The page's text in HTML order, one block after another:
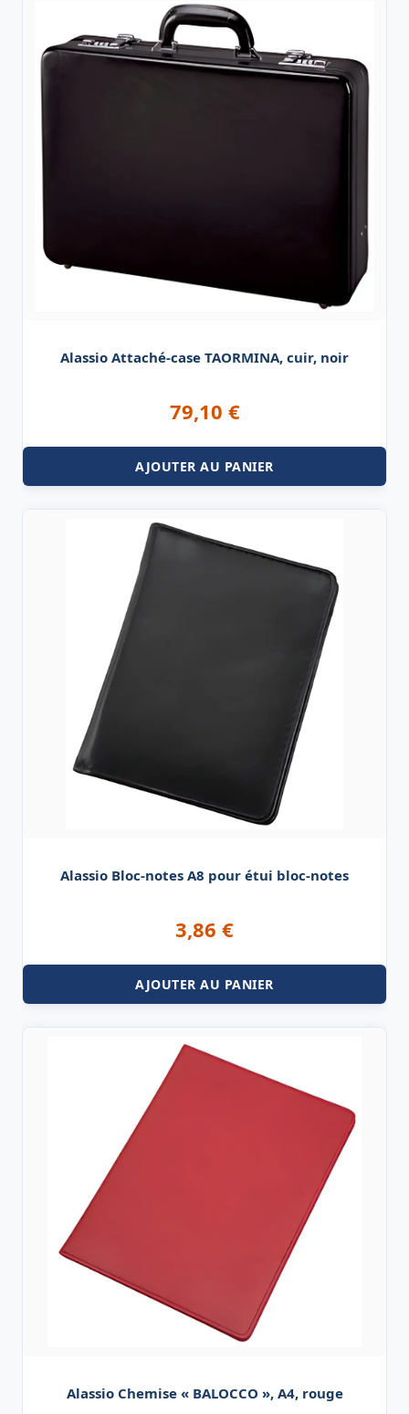
Alassio Attaché-case TAORMINA, cuir, noir
79,10 €
AJOUTER AU PANIER
Alassio Bloc-notes A8 pour étui bloc-notes
3,86 €
AJOUTER AU PANIER
Alassio Chemise « BALOCCO », A4, rouge